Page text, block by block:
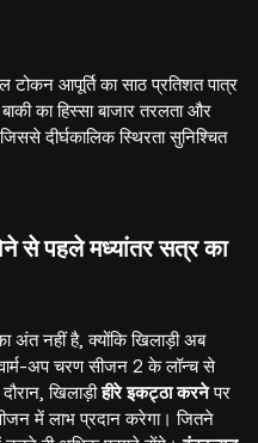
आपूर्ति का साठ प्रतिशत पात्र
का हिस्सा बाजार तरलता और
दीर्घकालिक स्थिरता सुनिश्चित
से पहले मध्यांतर सत्र का
अंत नहीं है, क्योंकि खिलाड़ी अब
अप चरण सीजन 2 के लॉन्च से
खिलाड़ीहीरे इकट्ठा करनेपर
में लाभ प्रदान करेगा। जितने